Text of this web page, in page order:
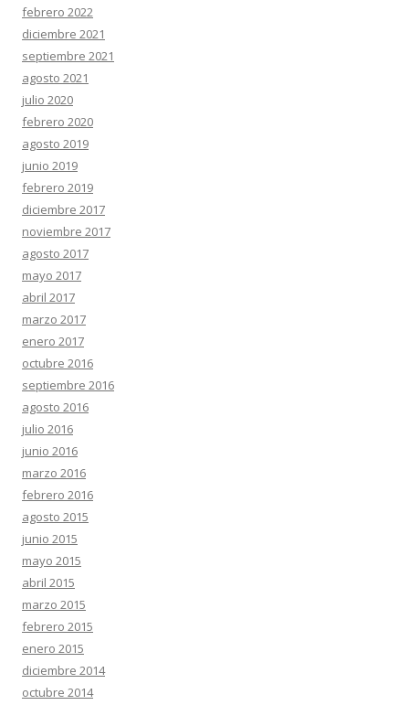
febrero 2022
diciembre 2021
septiembre 2021
agosto 2021
julio 2020
febrero 2020
agosto 2019
junio 2019
febrero 2019
diciembre 2017
noviembre 2017
agosto 2017
mayo 2017
abril 2017
marzo 2017
enero 2017
octubre 2016
septiembre 2016
agosto 2016
julio 2016
junio 2016
marzo 2016
febrero 2016
agosto 2015
junio 2015
mayo 2015
abril 2015
marzo 2015
febrero 2015
enero 2015
diciembre 2014
octubre 2014